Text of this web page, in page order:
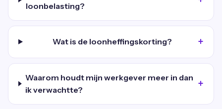
loonbelasting?
Wat is de loonheffingskorting?
Waarom houdt mijn werkgever meer in dan
ik verwachtte?